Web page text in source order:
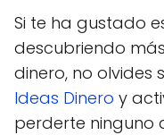
Si te ha gustado
descubriendo
dinero, no olvides
Ideas Dinero y
perderte ninguno